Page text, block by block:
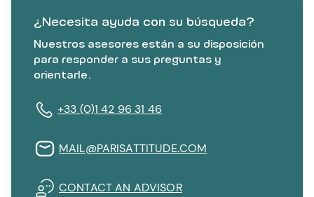
¿Necesita ayuda con su búsqueda?
Nuestros asesores están a su disposición
para responder a sus preguntas y
orientarle.
+33 (0)1 42 96 31 46
MAIL@PARISATTITUDE.COM
CONTACT AN ADVISOR